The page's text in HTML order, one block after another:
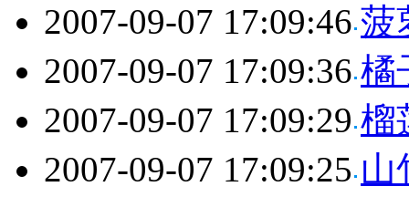
2007-09-07 17:09:46 菠
2007-09-07 17:09:36 橘
2007-09-07 17:09:29 榴
2007-09-07 17:09:25 山